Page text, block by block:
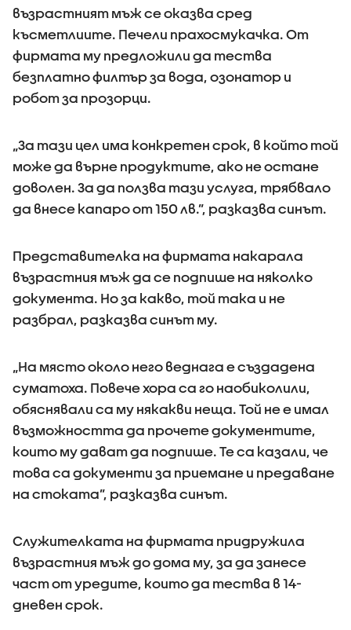
възрастният мъж се оказва сред
късметлиите. Печели прахосмукачка. От
фирмата му предложили да тества
безплатно филтър за вода, озонатор и
робот за прозорци.
„За тази цел има конкретен срок, в който той
може да върне продуктите, ако не остане
доволен. За да ползва тази услуга, трябвало
да внесе капаро от 150 лв.”, разказва синът.
Представителка на фирмата накарала
възрастния мъж да се подпише на няколко
документа. Но за какво, той така и не
разбрал, разказва синът му.
„На място около него веднага е създадена
суматоха. Повече хора са го наобиколили,
обяснявали са му някакви неща. Той не е имал
възможността да прочете документите,
които му дават да подпише. Те са казали, че
това са документи за приемане и предаване
на стоката”, разказва синът.
Служителката на фирмата придружила
възрастния мъж до дома му, за да занесе
част от уредите, които да тества в 14-
дневен срок.